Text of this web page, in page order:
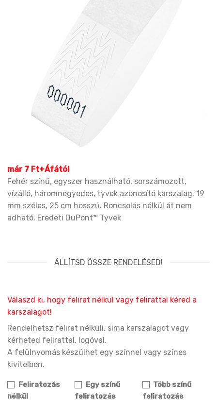
már 7 Ft+Áfától
Fehér színű, egyszer használható, sorszámozott,
vízálló, háromnegyedes, tyvek azonosító karszalag. 19
mm széles, 25 cm hosszú. Roncsolás nélkül át nem
adható. Eredeti DuPont™ Tyvek
ÁLLÍTSD ÖSSZE RENDELÉSED!
Válaszd ki, hogy felirat nélkül vagy felirattal kéred a
karszalagot!
Rendelhetsz felirat nélküli, sima karszalagot vagy
kérheted felirattal, logóval.
A felülnyomás készülhet egy színnel vagy színes
kivitelben.
Feliratozás
nélkül
Egy színű
feliratozás
Több színű
feliratozás